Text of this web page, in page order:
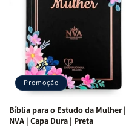
Promoção
Bíblia para o Estudo da Mulher |
NVA | Capa Dura | Preta